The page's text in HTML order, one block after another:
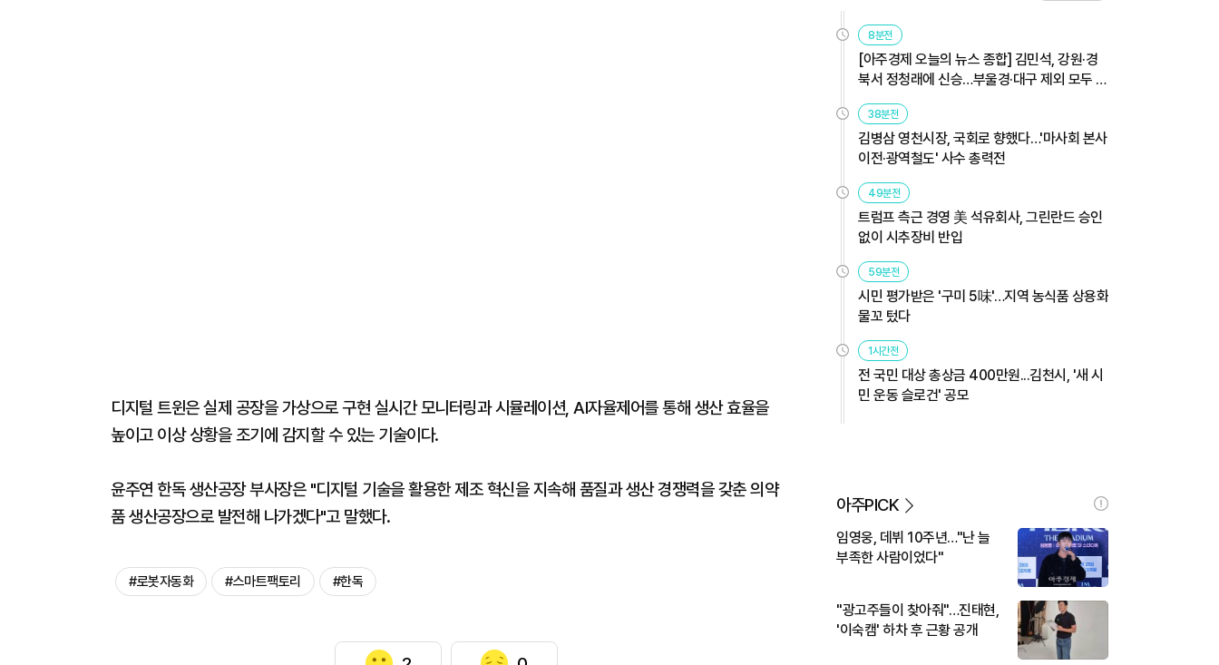
디지털 트윈은 실제 공장을 가상으로 구현 실시간 모니터링과 시뮬레이션, AI자율제어를 통해 생산 효율을
높이고 이상 상황을 조기에 감지할 수 있는 기술이다.
윤주연 한독 생산공장 부사장은 "디지털 기술을 활용한 제조 혁신을 지속해 품질과 생산 경쟁력을 갖춘 의약
품 생산공장으로 발전해 나가겠다"고 말했다.
#로봇자동화 #스마트팩토리 #한독
8분전
[아주경제 오늘의 뉴스 종합] 김민석, 강원·경
북서 정청래에 신승…부울경·대구 제외 모두 웃
었다 外
38분전
김병삼 영천시장, 국회로 향했다…'마사회 본사
이전·광역철도' 사수 총력전
49분전
트럼프 측근 경영 美 석유회사, 그린란드 승인
없이 시추장비 반입
59분전
시민 평가받은 '구미 5味'…지역 농식품 상용화
물꼬 텄다
1시간전
전 국민 대상 총상금 400만원...김천시, '새 시
민 운동 슬로건' 공모
아주PICK
임영웅, 데뷔 10주년…"난 늘
부족한 사람이었다"
"광고주들이 찾아줘"…진태현,
'이숙캠' 하차 후 근황 공개